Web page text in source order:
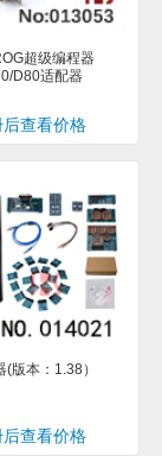
超级编程器
D80适配器
后查看价格
版本：1.38）
后查看价格